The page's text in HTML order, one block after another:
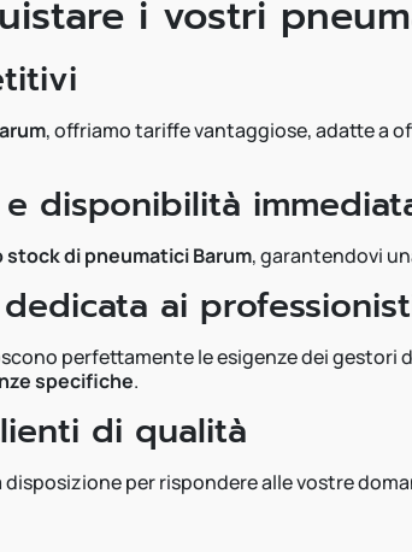
i vostri
, offriamo tariffe vantaggiose, adatte a
disponibilità
stock di pneumatici Barum, garantendovi
ai
perfettamente le esigenze dei gestori
specifiche.
di qualità
disposizione per rispondere alle vostre